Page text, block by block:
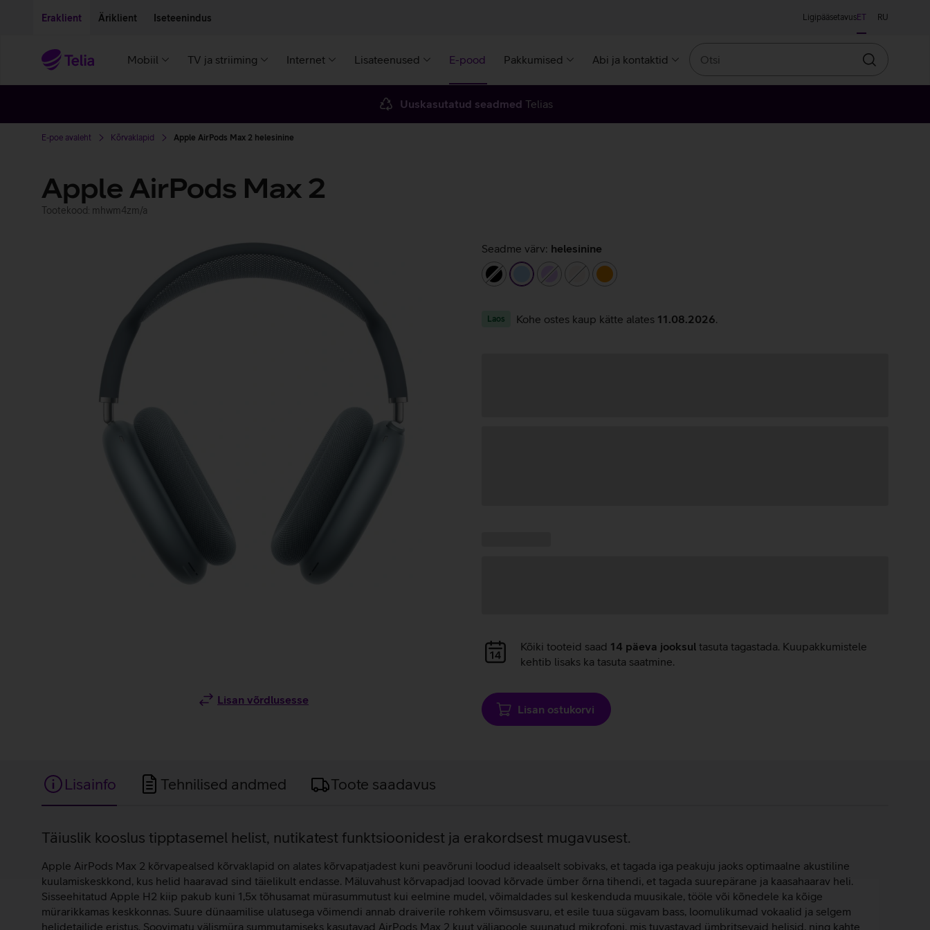
Eraklient Äriklient Iseteenindus LigipääsetavusET RU
Mobiil TV ja striiming Internet Lisateenused E-pood Pakkumised Abi ja kontaktid
Otsin
Uuskasutatud seadmed Telias
E-poe avaleht Kõrvaklapid Apple AirPods Max 2 helesinine
Apple AirPods Max 2
Tootekood: mhwm4zm/a
Lisan võrdlusesse
Seadme värv: helesinine
must
helesininehelelillabeež oranž
Laos Kohe ostes kaup kätte alates 11.08.2026
Andmete
laadimine
Kõiki tooteid saad 14 päeva jooksul tasuta tagastada. Kuupakkumistele
kehtib lisaks ka tasuta saatmine.
Lisan ostukorvi
Lisainfo Tehnilised andmed Toote saadavus
Lisainfo
Täiuslik kooslus tipptasemel helist, nutikatest funktsioonidest ja erakordsest mugavusest.
Apple AirPods Max 2 kõrvapealsed kõrvaklapid on alates kõrvapatjadest kuni peavõruni loodud ideaalselt sobivaks, et tagada iga peakuju jaoks optimaalne akustiline
kuulamiskeskkond, kus helid haaravad sind täielikult endasse. Mäluvahust kõrvapadjad loovad kõrvade ümber õrna tihendi, et tagada suurepärane ja kaasahaarav heli.
Sisseehitatud Apple H2 kiip pakub kuni 1,5x tõhusamat mürasummutust kui eelmine mudel, võimaldades sul keskenduda muusikale, tööle või kõnedele ka kõige
mürarikkamas keskkonnas. Suure dünaamilise ulatusega võimendi annab draiverile rohkem võimsusvaru, et esile tuua sügavam bass, loomulikumad vokaalid ja selgem
helidetailide eristus. Soovimatu välismüra summutamiseks kasutavad AirPods Max 2 kuut väljapoole suunatud mikrofoni, mis tuvastavad ümbritsevaid helisid, ning kahte